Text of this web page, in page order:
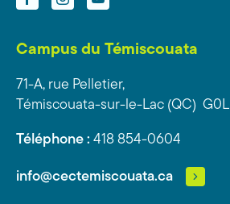
Campus du Témiscouata
71-A, rue Pelletier,
Témiscouata-sur-le-Lac (QC) G0L
Téléphone : 418 854-0604
info@cectemiscouata.ca